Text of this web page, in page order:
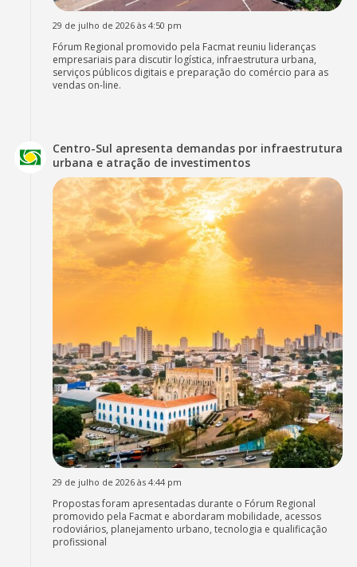
29 de julho de 2026 às 4:50 pm
Fórum Regional promovido pela Facmat reuniu lideranças
empresariais para discutir logística, infraestrutura urbana,
serviços públicos digitais e preparação do comércio para as
vendas on-line.
Centro-Sul apresenta demandas por infraestrutura
urbana e atração de investimentos
29 de julho de 2026 às 4:44 pm
Propostas foram apresentadas durante o Fórum Regional
promovido pela Facmat e abordaram mobilidade, acessos
rodoviários, planejamento urbano, tecnologia e qualificação
profissional